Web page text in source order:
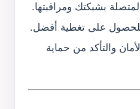
بشبكتك ومراقبتها.
على تغطية أفضل.
والتأكد من حماية